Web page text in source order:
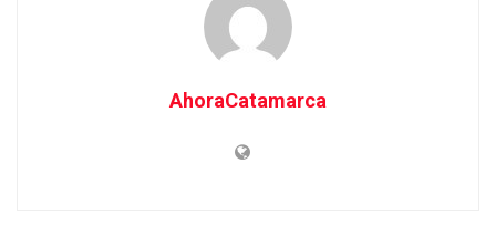
AhoraCatamarca